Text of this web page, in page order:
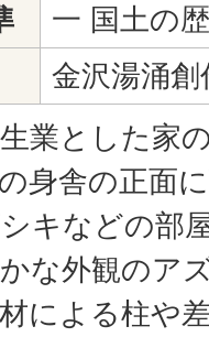
一 国土の
金沢湯涌
業とした家
身舎の正面
キなどの部
な外観のア
による柱や